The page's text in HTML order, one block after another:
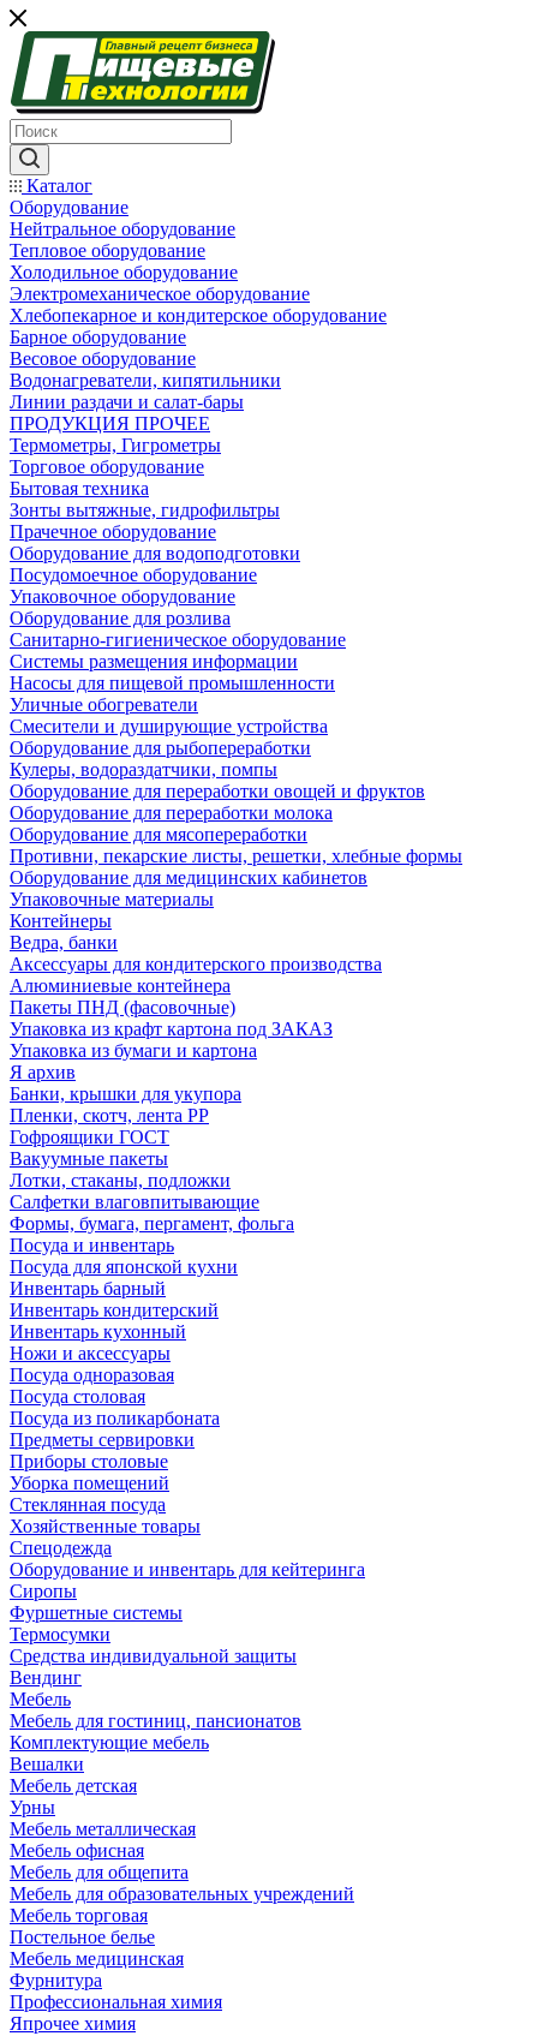
Каталог
Оборудование
Нейтральное оборудование
Тепловое оборудование
Холодильное оборудование
Электромеханическое оборудование
Хлебопекарное и кондитерское оборудование
Барное оборудование
Весовое оборудование
Водонагреватели, кипятильники
Линии раздачи и салат-бары
ПРОДУКЦИЯ ПРОЧЕЕ
Термометры, Гигрометры
Торговое оборудование
Бытовая техника
Зонты вытяжные, гидрофильтры
Прачечное оборудование
Оборудование для водоподготовки
Посудомоечное оборудование
Упаковочное оборудование
Оборудование для розлива
Санитарно-гигиеническое оборудование
Системы размещения информации
Насосы для пищевой промышленности
Уличные обогреватели
Смесители и душирующие устройства
Оборудование для рыбопереработки
Кулеры, водораздатчики, помпы
Оборудование для переработки овощей и фруктов
Оборудование для переработки молока
Оборудование для мясопереработки
Противни, пекарские листы, решетки, хлебные формы
Оборудование для медицинских кабинетов
Упаковочные материалы
Контейнеры
Ведра, банки
Аксессуары для кондитерского производства
Алюминиевые контейнера
Пакеты ПНД (фасовочные)
Упаковка из крафт картона под ЗАКАЗ
Упаковка из бумаги и картона
Я архив
Банки, крышки для укупора
Пленки, скотч, лента РР
Гофроящики ГОСТ
Вакуумные пакеты
Лотки, стаканы, подложки
Салфетки влаговпитывающие
Формы, бумага, пергамент, фольга
Посуда и инвентарь
Посуда для японской кухни
Инвентарь барный
Инвентарь кондитерский
Инвентарь кухонный
Ножи и аксессуары
Посуда одноразовая
Посуда столовая
Посуда из поликарбоната
Предметы сервировки
Приборы столовые
Уборка помещений
Стеклянная посуда
Хозяйственные товары
Спецодежда
Оборудование и инвентарь для кейтеринга
Сиропы
Фуршетные системы
Термосумки
Средства индивидуальной защиты
Вендинг
Мебель
Мебель для гостиниц, пансионатов
Комплектующие мебель
Вешалки
Мебель детская
Урны
Мебель металлическая
Мебель офисная
Мебель для общепита
Мебель для образовательных учреждений
Мебель торговая
Постельное белье
Мебель медицинская
Фурнитура
Профессиональная химия
Япрочее химия